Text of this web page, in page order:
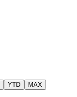
YTD MAX